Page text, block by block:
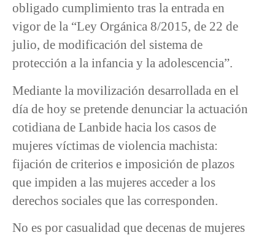
obligado cumplimiento tras la entrada en
vigor de la “Ley Orgánica 8/2015, de 22 de
julio, de modificación del sistema de
protección a la infancia y la adolescencia”.
Mediante la movilización desarrollada en el
día de hoy se pretende denunciar la actuación
cotidiana de Lanbide hacia los casos de
mujeres víctimas de violencia machista:
fijación de criterios e imposición de plazos
que impiden a las mujeres acceder a los
derechos sociales que las corresponden.
No es por casualidad que decenas de mujeres